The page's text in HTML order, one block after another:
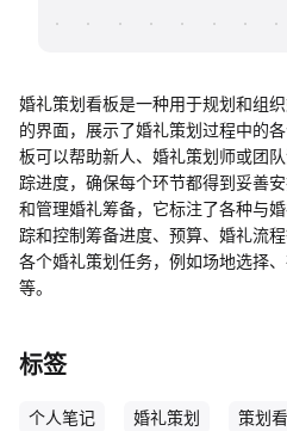
婚礼策划看板是一种用于规划和组
的界面，展示了婚礼策划过程中的
板可以帮助新人、婚礼策划师或团
踪进度，确保每个环节都得到妥善
和管理婚礼筹备，它标注了各种与
踪和控制筹备进度、预算、婚礼流
各个婚礼策划任务，例如场地选择
等。
标签
个人笔记 婚礼策划 策划